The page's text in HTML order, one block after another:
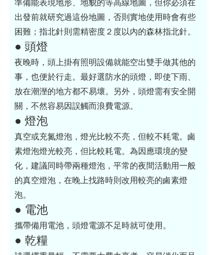
出發前就研究過這份地圖，否則實地使用時會有些
困難；指北針則需精密度２度以內的森林指北針。
● 頭燈
夜晚時，頭上掛有照明設備就能空出雙手做其他的
事，也便於行走。最好選防水的頭燈，即使下雨、
放在潮溼的地方都不易壞。另外，頭燈需有安全開
關，不然容易因誤觸而浪費電源。
● 燈泡
真空或充氮燈泡，燈光比較不亮，但較不耗電。鹵
素燈泡燈光較亮，但比較耗電。為因應環境的變
化，建議同時帶兩種燈泡，平常的夜間活動用一般
的真空燈泡，在晚上找路時則改用較亮的鹵素燈
泡。
● 電池
攜帶備用電池，頭燈電源不足時就可使用。
● 乾糧